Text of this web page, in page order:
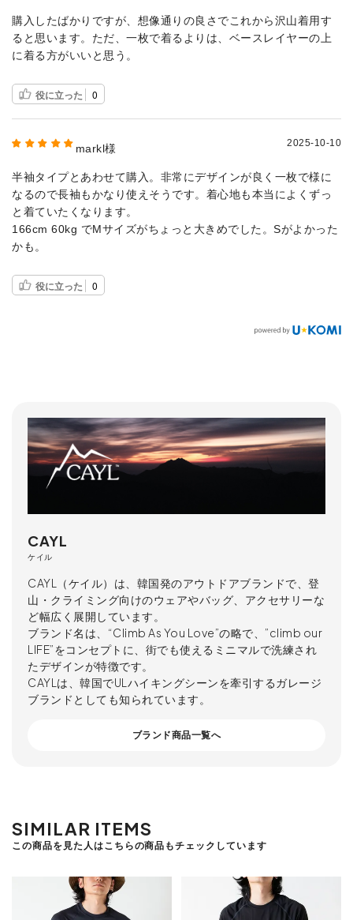
購入したばかりですが、想像通りの良さでこれから沢山着用す
ると思います。ただ、一枚で着るよりは、ベースレイヤーの上
に着る方がいいと思う。
役に立った 0
markl様 2025-10-10
半袖タイプとあわせて購入。非常にデザインが良く一枚で様に
なるので長袖もかなり使えそうです。着心地も本当によくずっ
と着ていたくなります。
166cm 60kg でMサイズがちょっと大きめでした。Sがよかった
かも。
役に立った 0
CAYL
ケイル
CAYL（ケイル）は、韓国発のアウトドアブランドで、登
山・クライミング向けのウェアやバッグ、アクセサリーな
ど幅広く展開しています。
ブランド名は、“Climb As You Love”の略で、”climb our
LIFE”をコンセプトに、街でも使えるミニマルで洗練され
たデザインが特徴です。
CAYLは、韓国でULハイキングシーンを牽引するガレージ
ブランドとしても知られています。
ブランド商品一覧へ
SIMILAR ITEMS
この商品を見た人はこちらの商品もチェックしています